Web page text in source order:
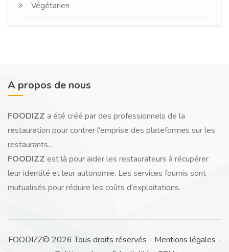
Végétarien
A propos de nous
FOODIZZ a été créé par des professionnels de la
restauration pour contrer l'emprise des plateformes sur les
restaurants...
FOODIZZ est là pour aider les restaurateurs à récupérer
leur identité et leur autonomie. Les services fournis sont
mutualisés pour réduire les coûts d'exploitations.
FOODIZZ© 2026 Tous droits réservés - Mentions légales -